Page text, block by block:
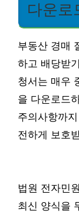
다운로
부동산 경매
하고 배당받
청서는 매우
을 다운로드
주의사항까
전하게 보호
법원 전자민
최신 양식을